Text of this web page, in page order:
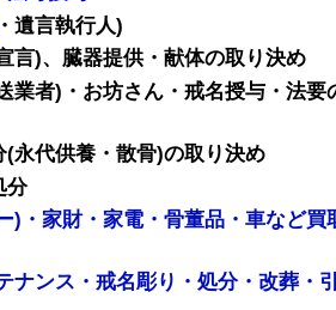
・遺言執行人)
言)、臓器提供・献体の取り決め
業者)・お坊さん・戒名授与・法要
(永代供養・散骨)の取り決め
分
)・家財・家電・骨董品・車など買
ナンス・戒名彫り・処分・改葬・